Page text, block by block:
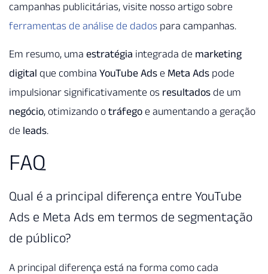
campanhas publicitárias, visite nosso artigo sobre
ferramentas de análise de dados para campanhas.
Em resumo, uma estratégia integrada de marketing
digital que combina YouTube Ads e Meta Ads pode
impulsionar significativamente os resultados de um
negócio, otimizando o tráfego e aumentando a geração
de leads.
FAQ
Qual é a principal diferença entre YouTube
Ads e Meta Ads em termos de segmentação
de público?
A principal diferença está na forma como cada